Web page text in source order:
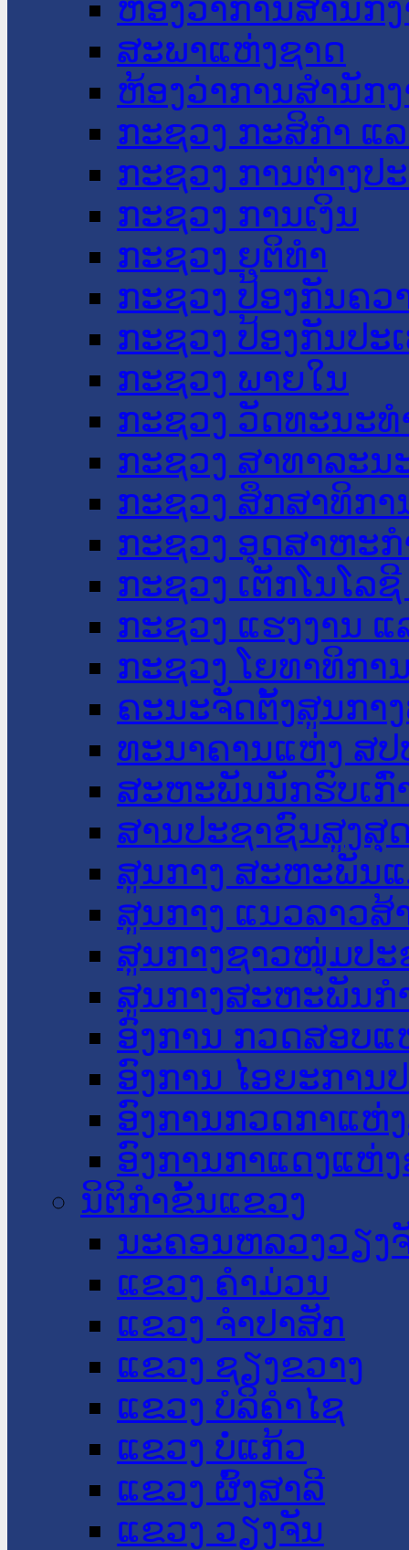
ຫ້ອງວ່າການສໍານັກ
ສະພາແຫ່ງຊາດ
ຫ້ອງວ່າການສຳນັກ
ກະຊວງ ກະສິກຳ ແ
ກະຊວງ ການຕ່າງປ
ກະຊວງ ການເງິນ
ກະຊວງ ຍຸຕິທໍາ
ກະຊວງ ປ້ອງກັນຄວ
ກະຊວງ ປ້ອງກັນປະ
ກະຊວງ ພາຍໃນ
ກະຊວງ ວັດທະນະ
ກະຊວງ ສາທາລະນ
ກະຊວງ ສຶກສາທິກາ
ກະຊວງ ອຸດສາຫະ
ກະຊວງ ເຕັກໂນໂລ
ກະຊວງ ແຮງງານ
ກະຊວງ ໂຍທາທິກາ
ຄະນະຈັດຕັ້ງສູນກາ
ທະນາຄານແຫ່ງ ສປ
ສະຫະພັນນັກຮົບເກົ່
ສານປະຊາຊົນສູງສຸ
ສູນກາງ ສະຫະພັນ
ສູນກາງ ແນວລາວສ້
ສູນກາງຊາວໜຸ່ມປະ
ສູນກາງສະຫະພັນກ
ອົງການ ກວດສອບແ
ອົງການ ໄອຍະການ
ອົງການກວດກາແຫ່
ອົງການກາແດງແຫ່
ນິຕິກໍາຂັ້ນແຂວງ
ນະ​ຄອນ​ຫລວງວຽງ
ແຂວງ ຄໍາມ່ວນ
ແຂວງ ຈໍາປາສັກ
ແຂວງ ຊຽງຂວາງ
ແຂວງ ບໍລິຄໍາໄຊ
ແຂວງ ບໍ່ແກ້ວ
ແຂວງ ຜົ້ງສາລີ
ແຂວງ ວຽງຈັນ